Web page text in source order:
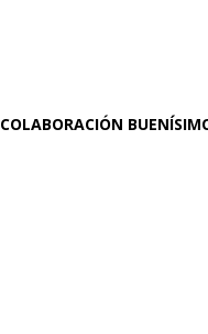
COLABORACIÓN